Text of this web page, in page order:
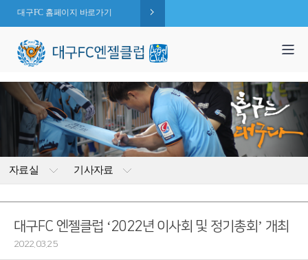
대구FC 홈페이지 바로가기
자료실 기사자료
대구FC 엔젤클럽 ‘2022년 이사회 및 정기총회’ 개최
2022.03.25